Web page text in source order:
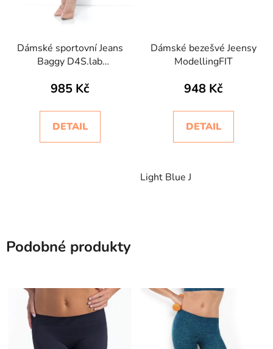
Dámské sportovní Jeans
Baggy D4S.lab
985 Kč
DETAIL
Dámské bezešvé Jeensy
ModellingFIT
948 Kč
DETAIL
Light Blue J
Podobné produkty